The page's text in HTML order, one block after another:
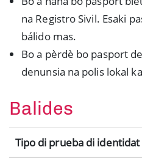
na Registro Sivil. Esaki
bálido mas.
Bo a pèrdè bo pasport
denunsia na polis lokal
Balides
Tipo di prueba di identidat